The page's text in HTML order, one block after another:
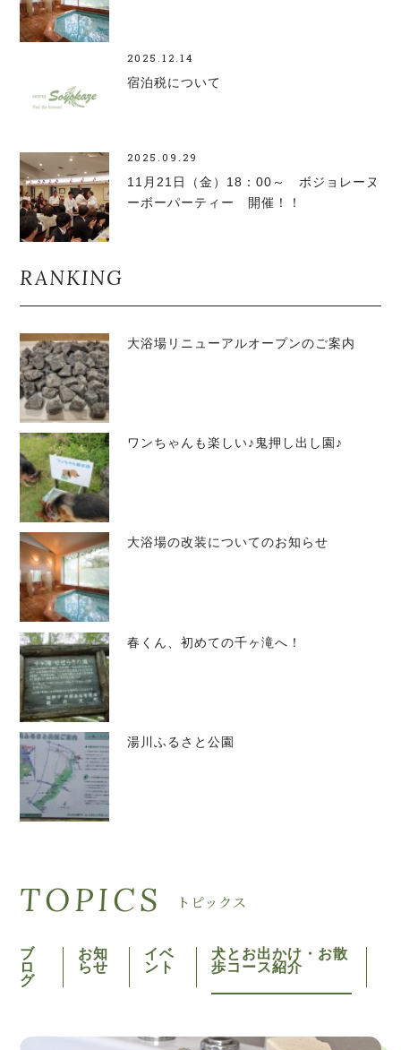
2025.12.14
宿泊税について
2025.09.29
11月21日（金）18：00～ ボジョレーヌ
ーボーパーティー 開催！！
RANKING
大浴場リニューアルオープンのご案内
ワンちゃんも楽しい♪鬼押し出し園♪
大浴場の改装についてのお知らせ
春くん、初めての千ヶ滝へ！
湯川ふるさと公園
TOPICS トピックス
ブ
ロ
グ
お知
らせ
イベ
ント
犬とお出かけ・お散
歩コース紹介